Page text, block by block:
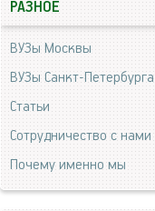
РАЗНОЕ
ВУЗы Москвы
ВУЗы Санкт-Петербурга
Статьи
Сотрудничество с нами
Почему именно мы